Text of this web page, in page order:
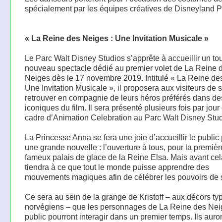
spécialement par les équipes créatives de Disneyland
« La Reine des Neiges : Une Invitation Musicale »
Le Parc Walt Disney Studios s’apprête à accueillir un
nouveau spectacle dédié au premier volet de La Reine
Neiges dès le 17 novembre 2019. Intitulé « La Reine
Une Invitation Musicale », il proposera aux visiteurs de
retrouver en compagnie de leurs héros préférés dans
iconiques du film. Il sera présenté plusieurs fois par jour
cadre d’Animation Celebration au Parc Walt Disney
La Princesse Anna se fera une joie d’accueillir le public
une grande nouvelle : l’ouverture à tous, pour la
fameux palais de glace de la Reine Elsa. Mais avant
tiendra à ce que tout le monde puisse apprendre des
mouvements magiques afin de célébrer les pouvoirs
Ce sera au sein de la grange de Kristoff – aux décors
norvégiens – que les personnages de La Reine des
public pourront interagir dans un premier temps. Ils